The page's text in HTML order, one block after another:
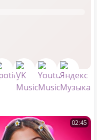
02:45